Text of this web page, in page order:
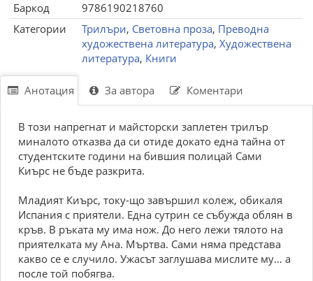
Баркод
9786190218760
Категории
Трилъри, Световна проза, Преводна
художествена литература, Художествена
литература, Книги
Анотация За автора Коментари
В този напрегнат и майсторски заплетен трилър
миналото отказва да си отиде докато една тайна от
студентските години на бившия полицай Сами
Киърс не бъде разкрита.
Младият Киърс, току-що завършил колеж, обикаля
Испания с приятели. Една сутрин се събужда облян в
кръв. В ръката му има нож. До него лежи тялото на
приятелката му Ана. Мъртва. Сами няма представа
какво се е случило. Ужасът заглушава мислите му… а
после той побягва.